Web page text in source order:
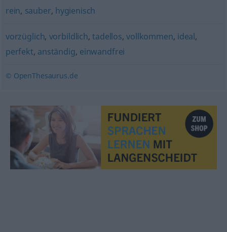
rein, sauber, hygienisch
vorzüglich, vorbildlich,tadellos,vollkommen, ideal,
perfekt, anständig, einwandfrei
© OpenThesaurus.de